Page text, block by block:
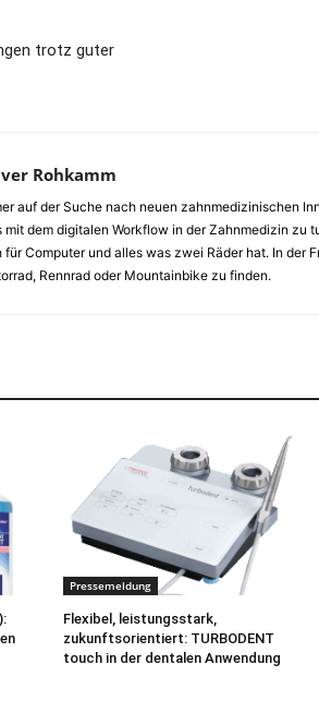
trotz guter
Rohkamm
auf der Suche nach neuen zahnmedizinischen
mit dem digitalen Workflow in der Zahnmedizin zu
für Computer und alles was zwei Räder hat. In der
Rennrad oder Mountainbike zu finden.
Pressemeldung
Flexibel, leistungsstark,
zukunftsorientiert: TURBODENT
touch in der dentalen Anwendung